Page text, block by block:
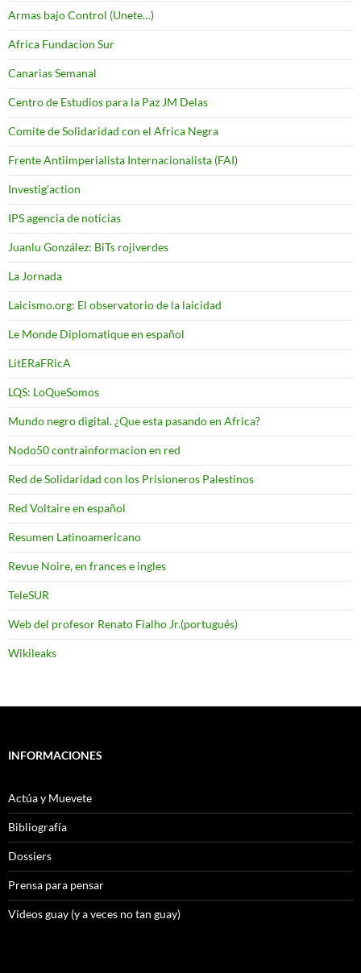
Armas bajo Control (Unete…)
Africa Fundacion Sur
Canarias Semanal
Centro de Estudios para la Paz JM Delas
Comite de Solidaridad con el Africa Negra
Frente Antiimperialista Internacionalista (FAI)
Investig'action
IPS agencia de noticias
Juanlu González: BiTs rojiverdes
La Jornada
Laicismo.org: El observatorio de la laicidad
Le Monde Diplomatique en español
LitERaFRicA
LQS: LoQueSomos
Mundo negro digital. ¿Que esta pasando en Africa?
Nodo50 contrainformacion en red
Red de Solidaridad con los Prisioneros Palestinos
Red Voltaire en español
Resumen Latinoamericano
Revue Noire, en frances e ingles
TeleSUR
Web del profesor Renato Fialho Jr.(portugués)
Wikileaks
INFORMACIONES
Actúa y Muevete
Bibliografía
Dossiers
Prensa para pensar
Videos guay (y a veces no tan guay)